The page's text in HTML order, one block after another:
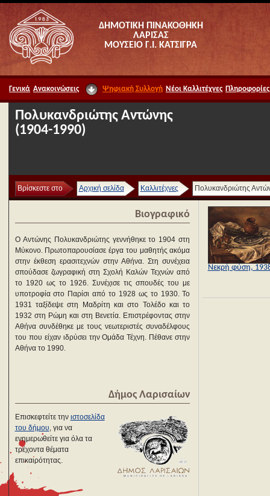
ΔΗΜΟΤΙΚΗ ΠΙΝΑΚΟΘΗΚΗ
ΛΑΡΙΣΑΣ
ΜΟΥΣΕΙΟ Γ.Ι. ΚΑΤΣΙΓΡΑ
Γενικά Ανακοινώσεις Ψηφιακή Συλλογή Νέοι Καλλιτέχνες Πληροφορίες
Πολυκανδριώτης Αντώνης
(1904-1990)
Βρίσκεστε στο Αρχική σελίδα Καλλιτέχνες Πολυκανδριώτης
Βιογραφικό
Ο Αντώνης Πολυκανδριώτης γεννήθηκε το 1904 στη
Μύκονο. Πρωτοπαρουσίασε έργα του μαθητής ακόμα
στην έκθεση ερασιτεχνών στην Αθήνα. Στη συνέχεια
σπούδασε ζωγραφική στη Σχολή Καλών Τεχνών από
το 1920 ως το 1926. Συνέχισε τις σπουδές του με
υποτροφία στο Παρίσι από το 1928 ως το 1930. Το
1931 ταξίδεψε στη Μαδρίτη και στο Τολέδο και το
1932 στη Ρώμη και στη Βενετία. Επιστρέφοντας στην
Αθήνα συνδέθηκε με τους νεωτεριστές συναδέλφους
του που είχαν ιδρύσει την Ομάδα Τέχνη. Πέθανε στην
Αθήνα το 1990.
Δήμος Λαρισαίων
Επισκεφτείτε την ιστοσελίδα
του δήμου, για να
ενημερωθείτε για όλα τα
τρέχοντα θέματα
επικαιρότητας.
Νεκρή φύση,